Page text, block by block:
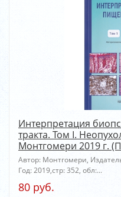
Интерпретация
тракта. Том I.
Монтгомери 2019 г.
Автор: Монтгомери,
Год: 2019,стр: 352, обл:...
80 руб.